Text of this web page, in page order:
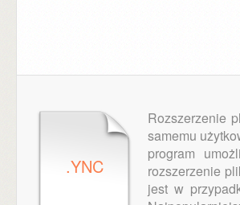
.YNC
Rozszerzenie
samemu
program
rozszerzenie
jest w